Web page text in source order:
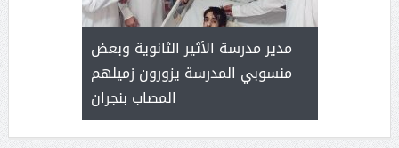
( محمد
مدير مدرسة الأثير الثانوية وبعض
منسوبي المدرسة يزورون زميلهم
المصاب بنجران
) .. ميراث